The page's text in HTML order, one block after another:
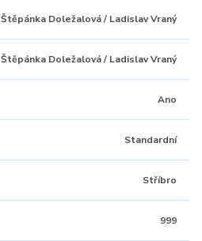
Štěpánka Doležalová / Ladislav Vraný
Štěpánka Doležalová / Ladislav Vraný
Ano
Standardní
Stříbro
999